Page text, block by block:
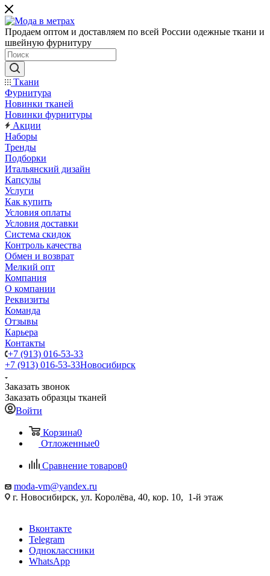
Продаем оптом и доставляем по всей России одежные ткани и
швейную фурнитуру
Ткани
Фурнитура
Новинки тканей
Новинки фурнитуры
Акции
Наборы
Тренды
Подборки
Итальянский дизайн
Капсулы
Услуги
Как купить
Условия оплаты
Условия доставки
Система скидок
Контроль качества
Обмен и возврат
Мелкий опт
Компания
О компании
Реквизиты
Команда
Отзывы
Карьера
Контакты
+7 (913) 016-53-33
+7 (913) 016-53-33Новосибирск
Заказать звонок
Заказать образцы тканей
Войти
Корзина0
Отложенные0
Сравнение товаров0
moda-vm@yandex.ru
г. Новосибирск, ул. Королёва, 40, кор. 10, 1-й этаж
Вконтакте
Telegram
Одноклассники
WhatsApp